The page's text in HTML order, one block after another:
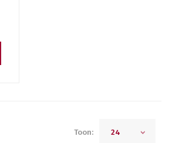
Toon: 24